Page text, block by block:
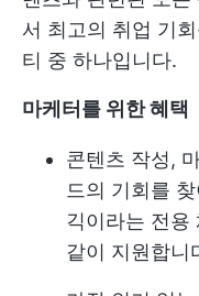
서 최고의 취업 기
티 중 하나입니다.
마케터를 위한 혜택
콘텐츠 작성,
드의 기회를
긱이라는 전용
같이 지원합니